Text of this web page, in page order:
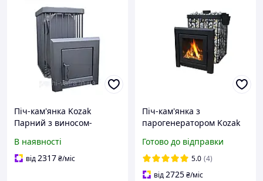
Піч-кам'янка Kozak
Парний з виносом-
Кам'янка для сауни на
дровах Піч для парилки
В наявності
від2317₴/міс
Піч-кам'янка з
парогенератором Kozak
виносом-телескоп 18-22
м3 Компактна піч для
лазні
Готово до відправки
5.0 (4)
від2725₴/міс